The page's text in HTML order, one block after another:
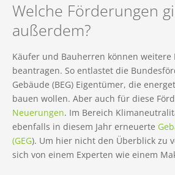
Welche Förderungen
außerdem?
Käufer und Bauherren können weitere
beantragen. So entlastet die
Gebäude (BEG) Eigentümer, die
bauen wollen. Aber auch für diese
Neuerungen. Im Bereich
ebenfalls in diesem Jahr erneuerte
(GEG). Um hier nicht den Überblick zu
sich von einem Experten wie einem